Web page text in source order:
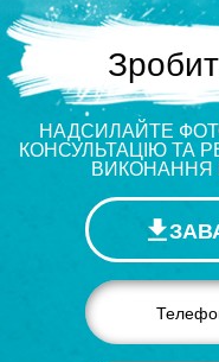
НАДСИЛАЙТЕ
КОНСУЛЬТАЦІЮ ТА
ВИКОНАННЯ